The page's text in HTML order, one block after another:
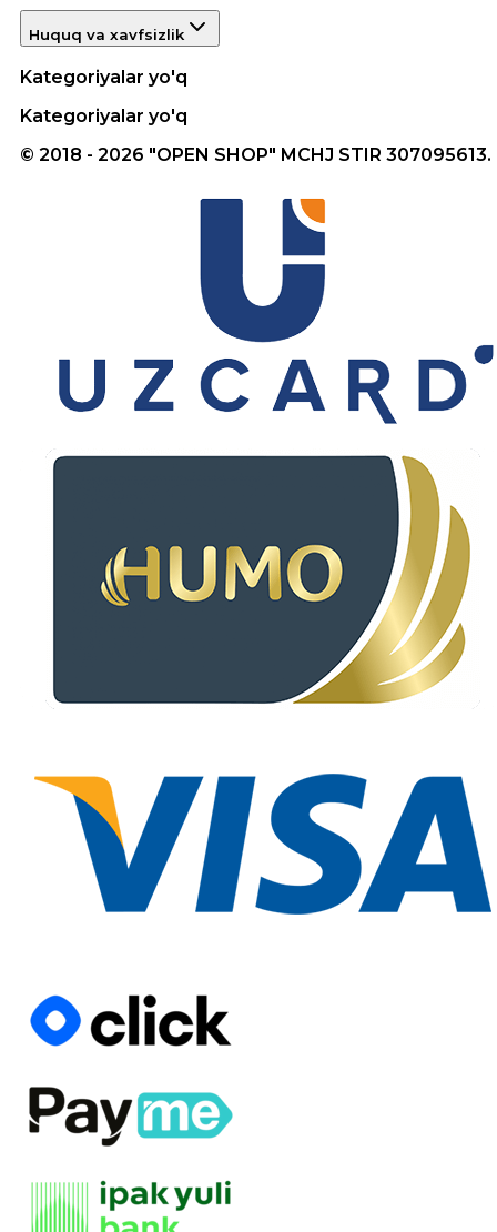
Huquq va xavfsizlik
Kategoriyalar yo'q
Kategoriyalar yo'q
© 2018 - 2026 "OPEN SHOP" MCHJ STIR 307095613.